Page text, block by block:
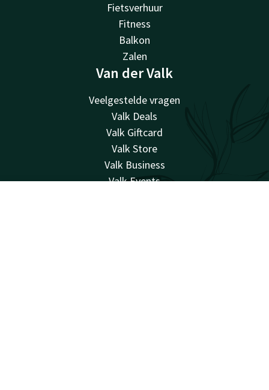
Fietsverhuur
Fitness
Balkon
Zalen
Van der Valk
Veelgestelde vragen
Valk Deals
Valk Giftcard
Valk Store
Valk Business
Valk Events